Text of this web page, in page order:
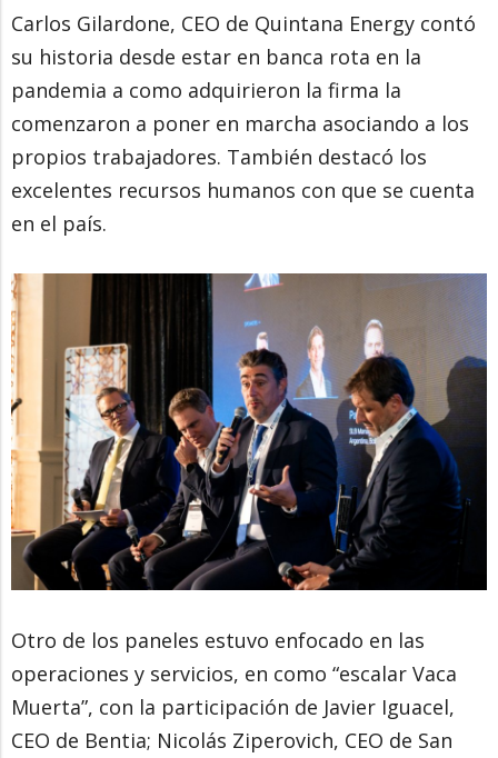
Carlos Gilardone, CEO de Quintana Energy contó
su historia desde estar en banca rota en la
pandemia a como adquirieron la firma la
comenzaron a poner en marcha asociando a los
propios trabajadores. También destacó los
excelentes recursos humanos con que se cuenta
en el país.
Otro de los paneles estuvo enfocado en las
operaciones y servicios, en como “escalar Vaca
Muerta”, con la participación de Javier Iguacel,
CEO de Bentia; Nicolás Ziperovich, CEO de San